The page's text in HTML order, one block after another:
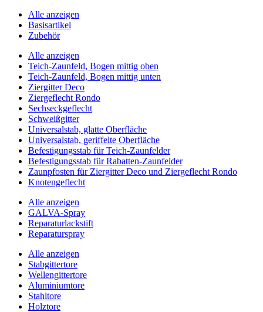
Alle anzeigen
Basisartikel
Zubehör
Alle anzeigen
Teich-Zaunfeld, Bogen mittig oben
Teich-Zaunfeld, Bogen mittig unten
Ziergitter Deco
Ziergeflecht Rondo
Sechseckgeflecht
Schweißgitter
Universalstab, glatte Oberfläche
Universalstab, geriffelte Oberfläche
Befestigungsstab für Teich-Zaunfelder
Befestigungsstab für Rabatten-Zaunfelder
Zaunpfosten für Ziergitter Deco und Ziergeflecht Rondo
Knotengeflecht
Alle anzeigen
GALVA-Spray
Reparaturlackstift
Reparaturspray
Alle anzeigen
Stabgittertore
Wellengittertore
Aluminiumtore
Stahltore
Holztore